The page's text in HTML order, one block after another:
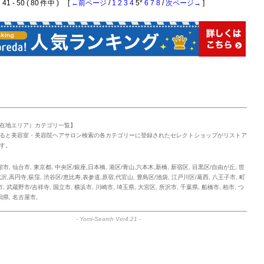
- 50 ( 80 件中 ) [ ←前ページ / 1 2 3 4 5* 6 7 8 / 次ページ→ ]
地エリア）カテゴリ一覧】
と美容室・美容院ヘアサロン検索の各カテゴリーに登録されたセレクトショップがリストア
。
市 仙台市 東京都 中央区/銀座,日本橋 港区/青山,六本木,新橋 新宿区 目黒区/自由が丘
世
,高円寺,荻窪 渋谷区/恵比寿,表参道,原宿,代官山 豊島区/池袋 江戸川区/葛西 八王子市 町
武蔵野市/吉祥寺 国立市 横浜市 川崎市 埼玉県 大宮区 所沢市 千葉県 船橋市 柏市 つ
県 名古屋市
- Yomi-Search Ver4.21 -